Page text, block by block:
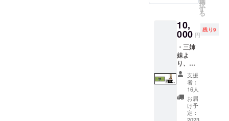
ラテ・
無糖ど
ちらも
ご利用
可能で
す。
セット
法、消
費期限
もしく
は賞味
期限
択
す
る
10,
000 円
残り9
・三姉
妹よ
り、感
謝の気
持ちを
込めた
御礼
メール
・カ
支援
者：
16人
お届
け予
定：
2023